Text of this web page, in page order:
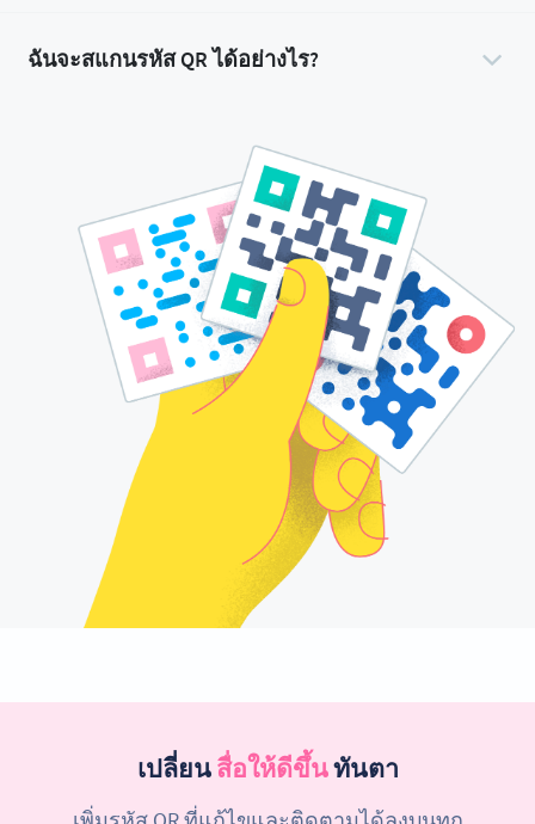
ฉันจะสแกนรหัส QR ได้อย่างไร?
เปลี่ยนสื่อให้ดีขึ้นทันตา